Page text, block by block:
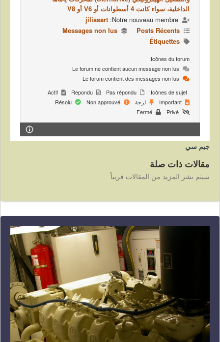
الداخلية، سواء كانت 4 أسطوانات أو V6 أو V8
jilissart
Posts Récents
Messages non lus
Étiquettes
Icônes du forum:
Icônes de sujet:
لزجة
جيم سي
مقالات ذات صلة
سيتم نشر المزيد من المقالات قريباً